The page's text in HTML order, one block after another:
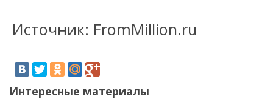
Источник: FromMillion.ru
Интересные материалы